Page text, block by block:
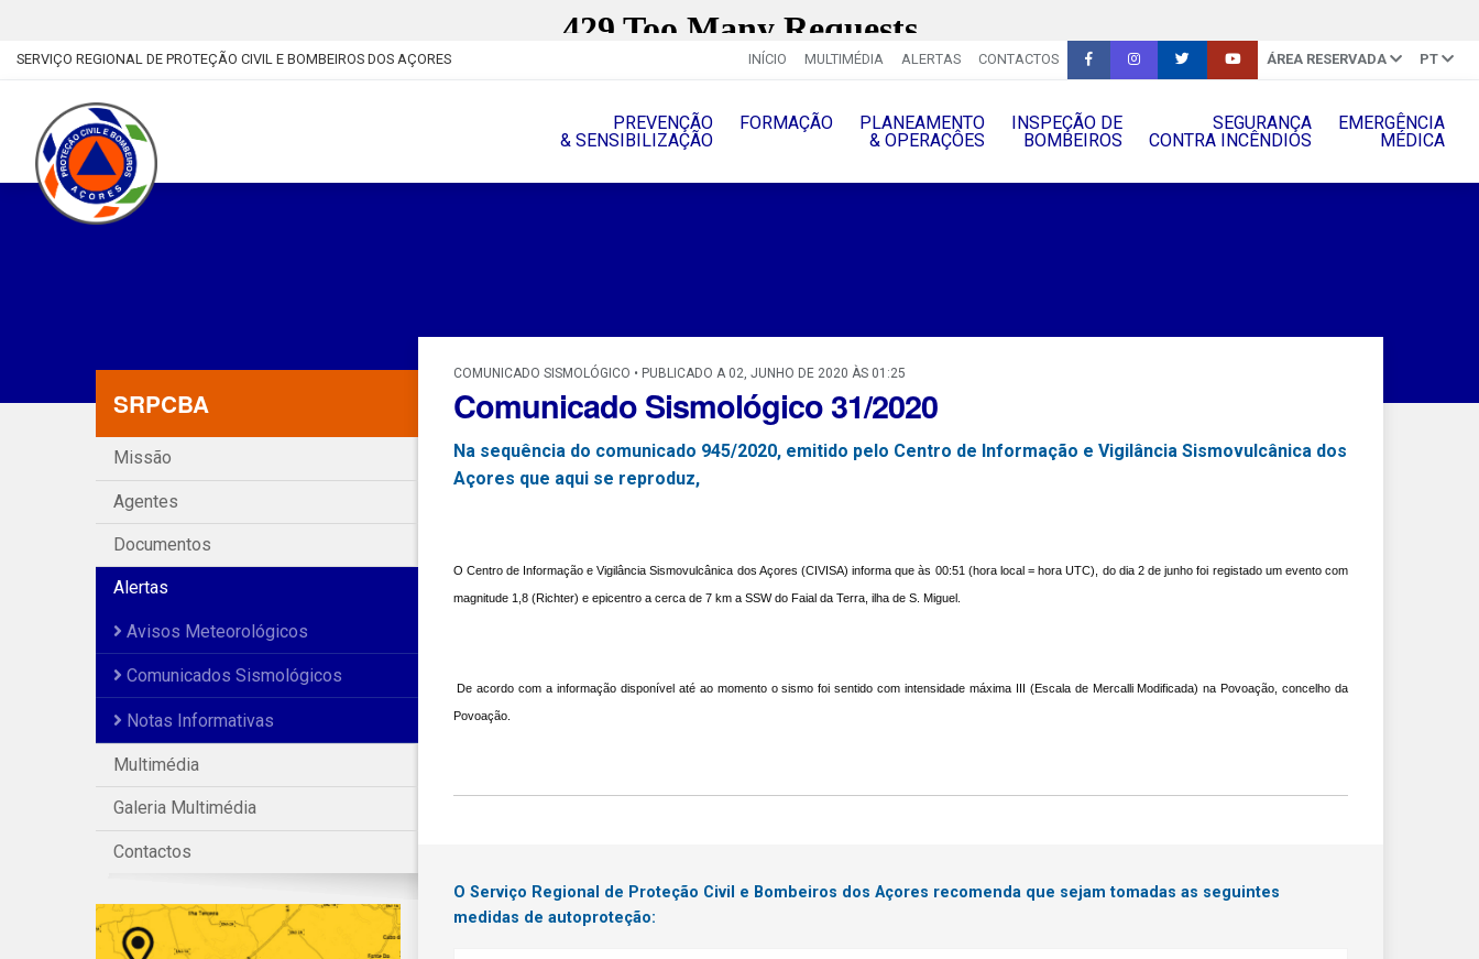
SERVIÇO REGIONAL DE PROTEÇÃO CIVIL E BOMBEIROS DOS AÇORES INÍCIO MULTIMÉDIA ALERTAS CONTACTOS ÁREA RESERVADA PT
PREVENÇÃO
& SENSIBILIZAÇÃO
FORMAÇÃO
PLANEAMENTO
& OPERAÇÔES
INSPEÇÃO DE
BOMBEIROS
SEGURANÇA
CONTRA INCÊNDIOS
EMERGÊNCIA
MÉDICA
SRPCBA
Missão
Agentes
Documentos
Alertas
Avisos Meteorológicos
Comunicados Sismológicos
Notas Informativas
Multimédia
Galeria Multimédia
Contactos
COMUNICADO SISMOLÓGICO • PUBLICADO A 02, JUNHO DE 2020 ÀS 01:25
Comunicado Sismológico 31/2020
Na sequência do comunicado 945/2020, emitido pelo Centro de Informação e Vigilância Sismovulcânica dos
Açores que aqui se reproduz,
O Centro de Informação e Vigilância Sismovulcânica dos Açores (CIVISA) informa que às 00:51 (hora local = hora UTC), do dia 2 de junho foi registado um evento com
magnitude 1,8 (Richter) e epicentro a cerca de 7 km a SSW do Faial da Terra, ilha de S. Miguel.
De acordo com a informação disponível até ao momento o sismo foi sentido com intensidade máxima III (Escala de Mercalli Modificada) na Povoação, concelho da
Povoação.
O Serviço Regional de Proteção Civil e Bombeiros dos Açores recomenda que sejam tomadas as seguintes
medidas de autoproteção: